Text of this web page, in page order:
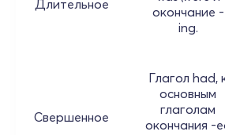
Длительное
окончание -
ing.
Свершенное
Глагол had,
основным
глаголам
окончания -